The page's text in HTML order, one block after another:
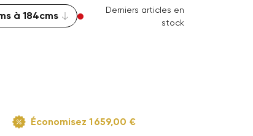
Derniers articles en
stock
Économisez 1 659,00 €